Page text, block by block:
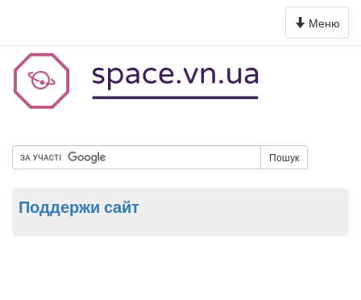
Toggle
navigation
Меню
Пошук
Поддержи сайт